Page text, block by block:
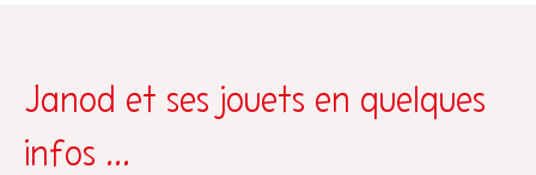
Janod et ses jouets en quelques
infos ...